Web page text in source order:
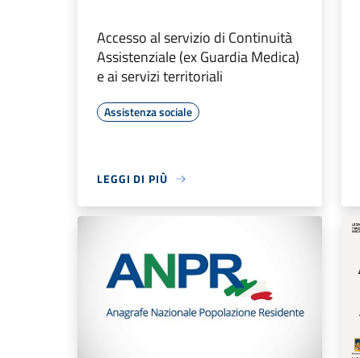
Accesso al servizio di Continuità
Assistenziale (ex Guardia Medica)
e ai servizi territoriali
Assistenza sociale
LEGGI DI PIÙ